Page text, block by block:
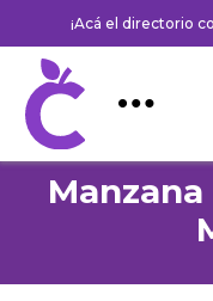
¡Acá el directorio